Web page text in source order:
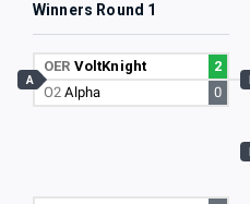
Winners Round 1
OER VoltKnight
2
O2Alpha 0
A